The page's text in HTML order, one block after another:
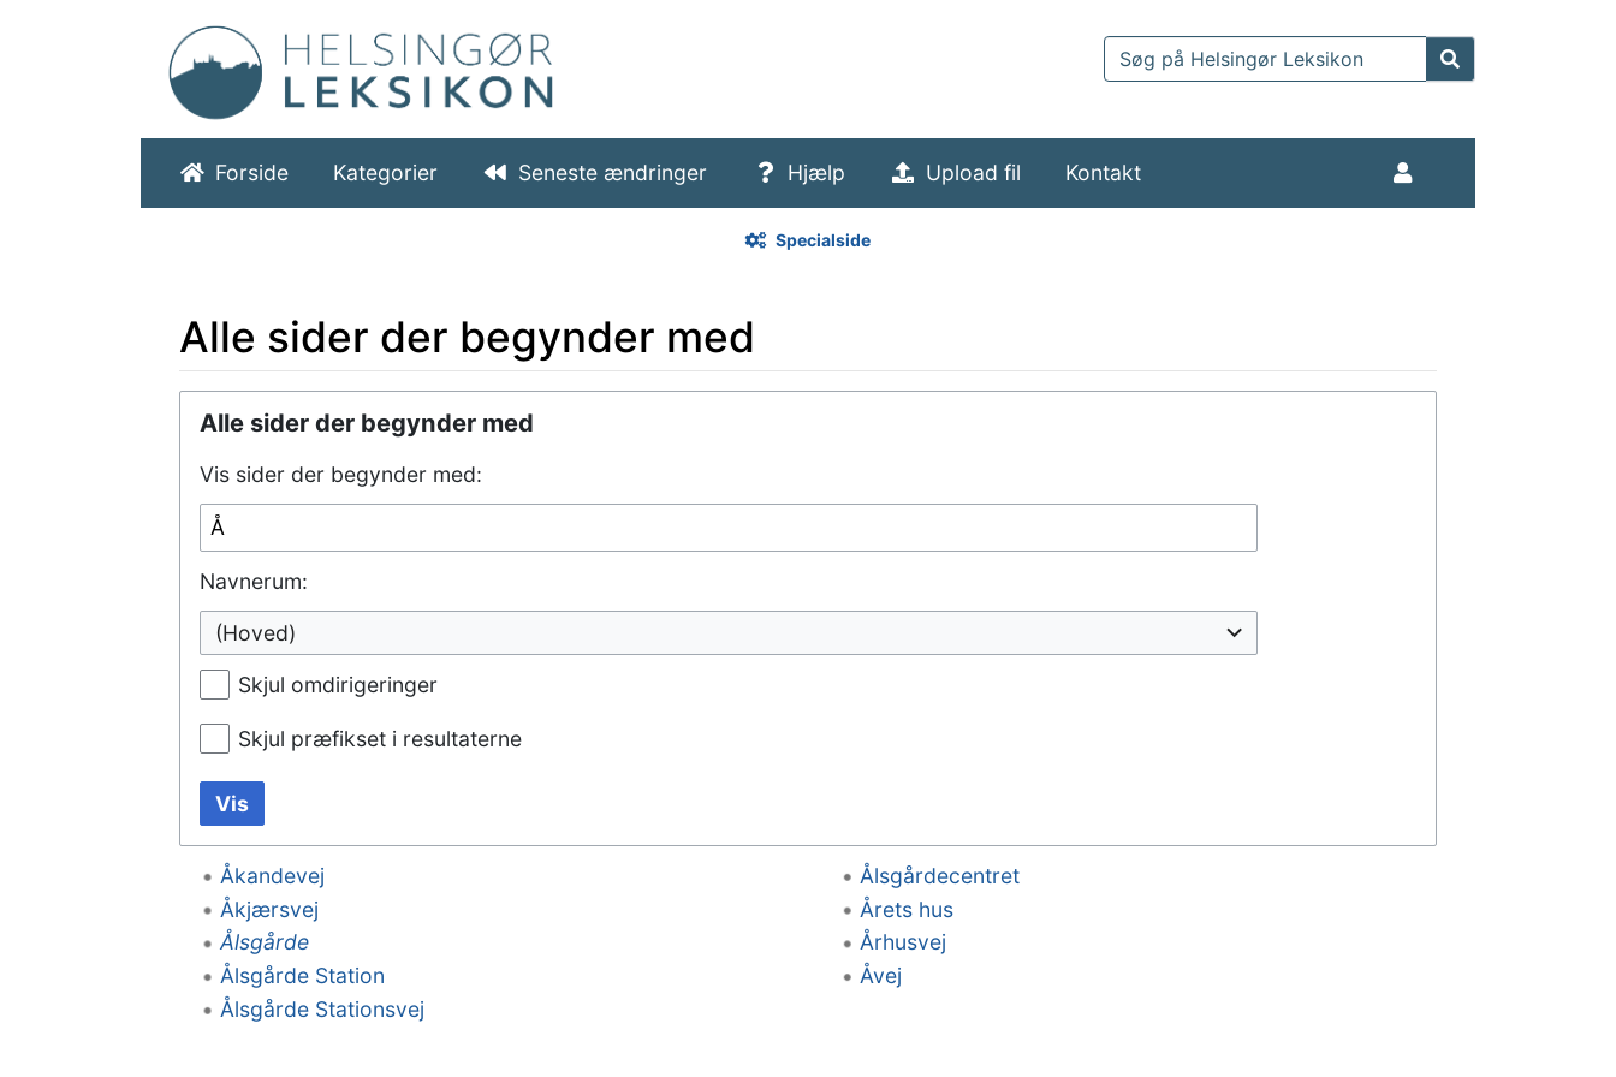
Forside Kategorier Seneste ændringer Hjælp Upload fil Kontakt
Specialside
Alle sider der begynder med
Alle sider der begynder med
Vis sider der begynder med:
Navnerum:
(Hoved)
Skjul omdirigeringer
Skjul præfikset i resultaterne
Vis
Åkandevej
Åkjærsvej
Ålsgårde
Ålsgårde Station
Ålsgårde Stationsvej
Ålsgårdecentret
Årets hus
Århusvej
Åvej